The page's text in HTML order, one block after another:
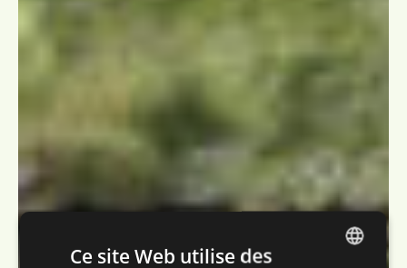
Ce site Web utilise des